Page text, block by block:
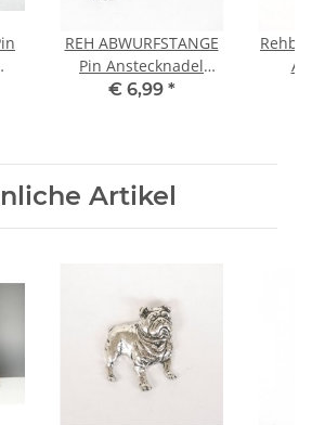
REH ABWURFSTANGE
Pin Anstecknadel
Anstecker Hut
€ 6,99 *
Artikel